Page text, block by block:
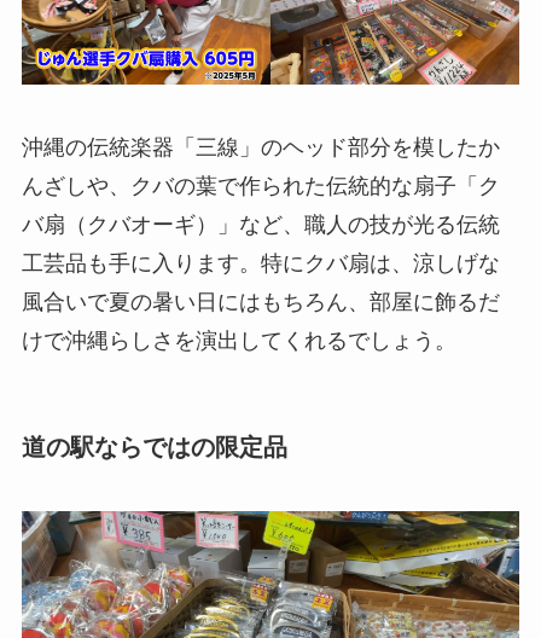
沖縄の伝統楽器「三線」のヘッド部分を模したか
んざしや、クバの葉で作られた伝統的な扇子「ク
バ扇（クバオーギ）」など、職人の技が光る伝統
工芸品も手に入ります。特にクバ扇は、涼しげな
風合いで夏の暑い日にはもちろん、部屋に飾るだ
けで沖縄らしさを演出してくれるでしょう。
道の駅ならではの限定品